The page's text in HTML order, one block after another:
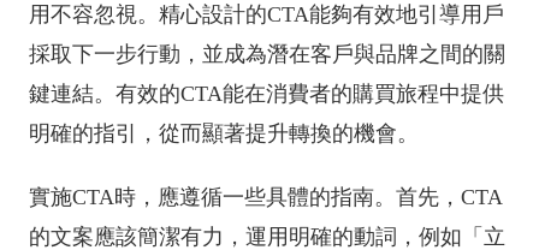
用不容忽視。精心設計的CTA能夠有效地引導用戶
採取下一步行動，並成為潛在客戶與品牌之間的關
鍵連結。有效的CTA能在消費者的購買旅程中提供
明確的指引，從而顯著提升轉換的機會。
實施CTA時，應遵循一些具體的指南。首先，CTA
的文案應該簡潔有力，運用明確的動詞，例如「立